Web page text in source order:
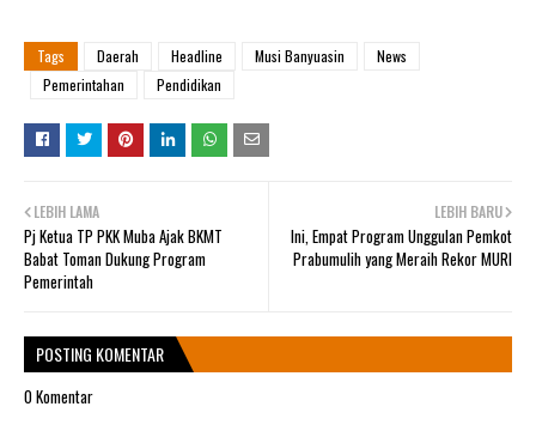
Tags Daerah Headline Musi Banyuasin
News
Pemerintahan
Pendidikan
LEBIH BARU
Ini, Empat Program Unggulan Pemkot
Prabumulih yang Meraih Rekor MURI
LEBIH LAMA
Pj Ketua TP PKK Muba Ajak BKMT
Babat Toman Dukung Program
Pemerintah
POSTING KOMENTAR
0 Komentar